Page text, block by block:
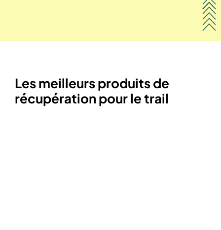
Les meilleurs produits de
récupération pour le trail